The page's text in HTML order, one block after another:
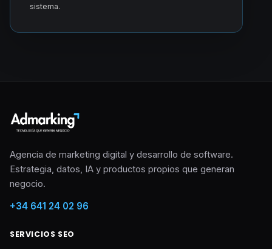
sistema.
Agencia de marketing digital y desarrollo de software.
Estrategia, datos, IA y productos propios que generan
negocio.
+34 641 24 02 96
SERVICIOS SEO